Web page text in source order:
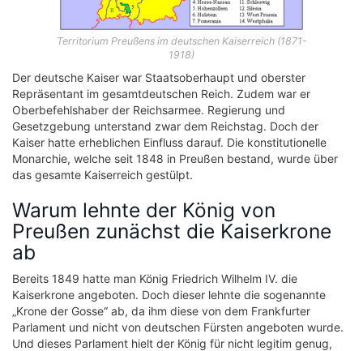
Territorium Preußens im deutschen Kaiserreich (1871-
1918)
Der deutsche Kaiser war Staatsoberhaupt und oberster
Repräsentant im gesamtdeutschen Reich. Zudem war er
Oberbefehlshaber der Reichsarmee. Regierung und
Gesetzgebung unterstand zwar dem Reichstag. Doch der
Kaiser hatte erheblichen Einfluss darauf. Die konstitutionelle
Monarchie, welche seit 1848 in Preußen bestand, wurde über
das gesamte Kaiserreich gestülpt.
Warum lehnte der König von
Preußen zunächst die Kaiserkrone
ab
Bereits 1849 hatte man König Friedrich Wilhelm IV. die
Kaiserkrone angeboten. Doch dieser lehnte die sogenannte
„Krone der Gosse“ ab, da ihm diese von dem Frankfurter
Parlament und nicht von deutschen Fürsten angeboten wurde.
Und dieses Parlament hielt der König für nicht legitim genug,